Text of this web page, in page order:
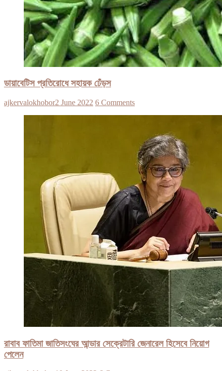
ডায়াবেটিস প্রতিরোধে সহায়ক ঢেঁড়স
ajkervalokhobor2 June 2022 6 Comments
রাবাব ফাতিমা জাতিসংঘের আন্ডার সেক্রেটারি জেনারেল হিসেবে নিয়োগ
পেলেন